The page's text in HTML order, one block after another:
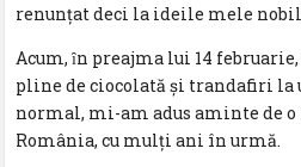
renunțat deci la ideile mele
Acum, ȋn preajma lui 14
pline de ciocolată și trandafiri la
normal, mi-am adus aminte de
România, cu mulți ani în urmă.